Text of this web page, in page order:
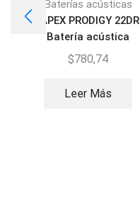
Baterías acústicas
MAPEX PRODIGY 22DR |
Batería acústica
$780,74
Leer Más